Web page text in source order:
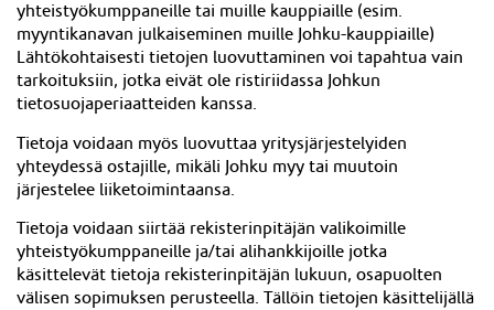
yhteistyökumppaneille tai muille kauppiaille (esim.
myyntikanavan julkaiseminen muille Johku-kauppiaille)
Lähtökohtaisesti tietojen luovuttaminen voi tapahtua vain
tarkoituksiin, jotka eivät ole ristiriidassa Johkun
tietosuojaperiaatteiden kanssa.
Tietoja voidaan myös luovuttaa yritysjärjestelyiden
yhteydessä ostajille, mikäli Johku myy tai muutoin
järjestelee liiketoimintaansa.
Tietoja voidaan siirtää rekisterinpitäjän valikoimille
yhteistyökumppaneille ja/tai alihankkijoille jotka
käsittelevät tietoja rekisterinpitäjän lukuun, osapuolten
välisen sopimuksen perusteella. Tällöin tietojen käsittelijällä